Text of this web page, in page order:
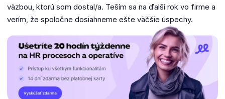
väzbou, ktorú som dostal/a. Teším sa na ďalší rok vo firme a
verím, že spoločne dosiahneme ešte väčšie úspechy.